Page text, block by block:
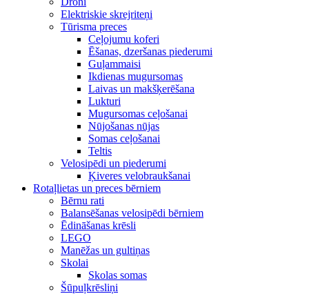
Elektriskie skrejriteņi
Tūrisma preces
Ceļojumu koferi
Ēšanas, dzeršanas piederumi
Guļammaisi
Ikdienas mugursomas
Laivas un makšķerēšana
Lukturi
Mugursomas ceļošanai
Nūjošanas nūjas
Somas ceļošanai
Teltis
Velosipēdi un piederumi
Ķiveres velobraukšanai
Rotaļlietas un preces bērniem
Bērnu rati
Balansēšanas velosipēdi bērniem
Ēdināšanas krēsli
LEGO
Manēžas un gultiņas
Skolai
Skolas somas
Šūpuļkrēsliņi